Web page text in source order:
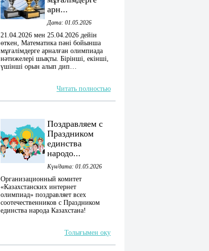
арн...
Дата: 01.05.2026
21.04.2026 мен 25.04.2026 дейін
өткен, Математика пәні бойынша
мұғалімдерге арналған олимпиада
нәтижелері шықты. Бірінші, екінші,
үшінші орын алып дип…
Читать полностью
Поздравляем с
Праздником
единства
народо...
Күн/дата: 01.05.2026
Организационный комитет
«Казахстанских интернет
олимпиад» поздравляет всех
соотечественников с Праздником
единства народа Казахстана!
Толығымен оқу